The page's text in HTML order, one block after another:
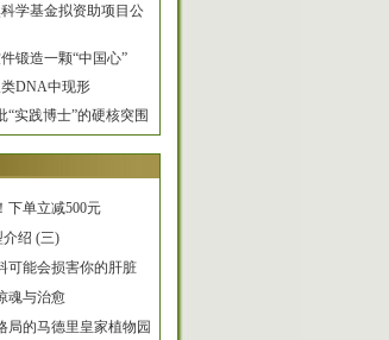
学基金拟资助项目公
锻造一颗“中国心”
DNA中现形
“实践博士”的硬核突围
下单立减500元
介绍 (三)
可能会损害你的肝脏
魂与治愈
局的马德里皇家植物园